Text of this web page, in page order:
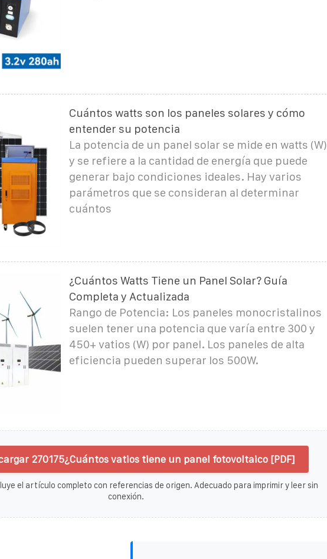
Cuántos watts son los paneles solares y cómo
entender su potencia
La potencia de un panel solar se mide en watts (W)
y se refiere a la cantidad de energía que puede
generar bajo condiciones ideales. Hay varios
parámetros que se consideran al determinar
cuántos
¿Cuántos Watts Tiene un Panel Solar? Guía
Completa y Actualizada
Rango de Potencia: Los paneles monocristalinos
suelen tener una potencia que varía entre 300 y
450+ vatios (W) por panel. Los paneles de alta
eficiencia pueden superar los 500W.
270175¿Cuántos vatios tiene un panel fotovoltaico [PDF]
el artículo completo con referencias de origen. Adecuado para imprimir y leer sin
conexión.